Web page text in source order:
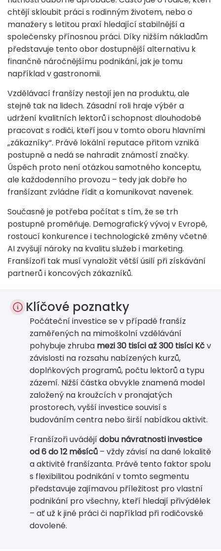
chtějí skloubit práci s rodinným životem, nebo o
manažery s letitou praxí hledající stabilnější a
společensky přínosnou práci. Díky nižším nákladům
představuje tento obor dostupnější alternativu k
finančně náročnějšímu podnikání, jak je tomu
například v gastronomii.
Vzdělávací franšízy nestojí jen na produktu, ale
stejně tak na lidech. Zásadní roli hraje výběr a
udržení kvalitních lektorů i schopnost dlouhodobě
pracovat s rodiči, kteří jsou v tomto oboru hlavními
„zákazníky“. Právě lokální reputace přitom vzniká
postupně a nedá se nahradit známostí značky.
Úspěch proto není otázkou samotného konceptu,
ale každodenního provozu – tedy jak dobře ho
franšízant zvládne řídit a komunikovat navenek.
Současně je potřeba počítat s tím, že se trh
postupně proměňuje. Demografický vývoj v Evropě,
rostoucí konkurence i technologické změny včetně
AI zvyšují nároky na kvalitu služeb i marketing.
Franšízoři tak musí vynaložit větší úsilí při získávání
partnerů i koncových zákazníků.
Klíčové poznatky
Počáteční investice se v případě franšíz
zaměřených na mimoškolní vzdělávání
pohybuje zhruba mezi 30 tisíci až 300 tisíci Kčv
závislosti na rozsahu nabízených kurzů,
doplňkových programů, počtu lektorů a typu
zázemí. Nižší částka obvykle znamená model
založený na kroužcích v pronajatých
prostorech, vyšší investice souvisí s
budováním centra nebo širší nabídkou aktivit.
Franšízoři uvádějídobu návratnosti investice
od 6 do 12 měsíců – vždy závisí na dané lokalitě
a aktivitě franšízanta. Právě tento faktor spolu
s flexibilitou podnikání v tomto segmentu
představuje zajímavou příležitost pro vlastní
podnikání pro všechny, kteří hledají přivýdělek
– ať už k jiné práci či například při rodičovské
dovolené.